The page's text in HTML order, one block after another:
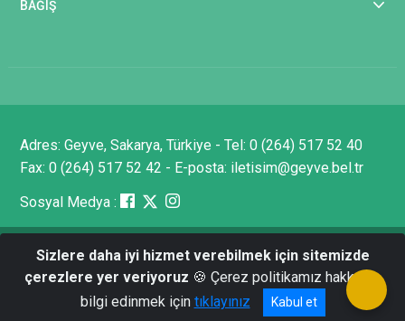
BAĞIŞ
Adres: Geyve, Sakarya, Türkiye - Tel: 0 (264) 517 52 40
Fax: 0 (264) 517 52 42 - E-posta: iletisim@geyve.bel.tr
Sosyal Medya :
Tüm Hakları Saklıdır © 2025 Geyve Belediyesi - Bilgi
İşlem Müdürlüğü
Sizlere daha iyi hizmet verebilmek için sitemizde
çerezlere yer veriyoruz 🍪 Çerez politikamız hakkında
bilgi edinmek için tıklayınız Kabul et